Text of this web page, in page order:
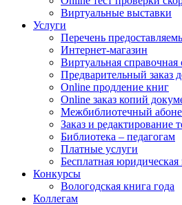
Виртуальные выставки
Услуги
Перечень
Интернет-магазин
Виртуальная справочная
Предварительный заказ
Online продление книг
Online заказ копий
Межбиблиотечный
Заказ и редактирование
Библиотека – педагогам
Платные услуги
Бесплатная
Конкурсы
Вологодская книга года
Коллегам